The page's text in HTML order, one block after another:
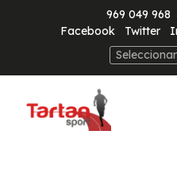
969 049 968
Facebook
Twitter